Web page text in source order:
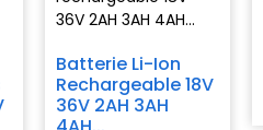
Batterie Li-Ion
Rechargeable 18V
36V 2AH 3AH